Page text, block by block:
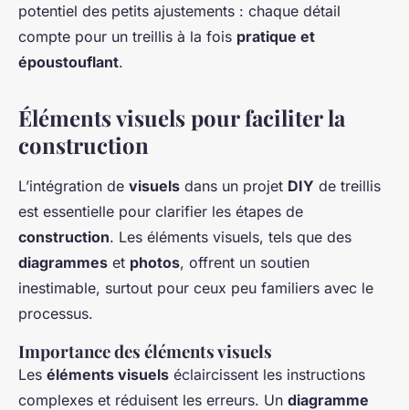
potentiel des petits ajustements : chaque détail
compte pour un treillis à la fois pratique et
époustouflant.
Éléments visuels pour faciliter la
construction
L’intégration de visuels dans un projet DIY de treillis
est essentielle pour clarifier les étapes de
construction. Les éléments visuels, tels que des
diagrammes et photos, offrent un soutien
inestimable, surtout pour ceux peu familiers avec le
processus.
Importance des éléments visuels
Les éléments visuels éclaircissent les instructions
complexes et réduisent les erreurs. Un diagramme